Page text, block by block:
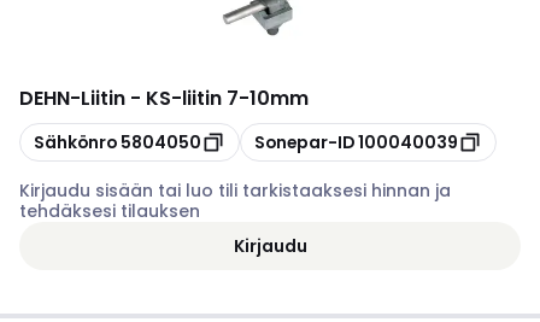
DEHN-Liitin - KS-liitin 7-10mm
Kopioi
Sähkönro 5804050 Kopioi
Sonepar-ID100040039
Kirjaudu sisään tai luo tili tarkistaaksesi hinnan ja
tehdäksesi tilauksen
Kirjaudu